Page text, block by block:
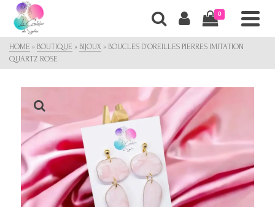
0
HOME » BOUTIQUE » BIJOUX » BOUCLES D’OREILLES PIERRES IMITATION
QUARTZ ROSE